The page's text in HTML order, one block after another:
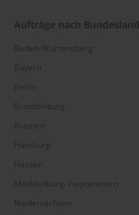
Thüringen
Region
Altenkirchen
Ammerland
Erzgebirge
Aufträge nach Bundesland
Baden-Württemberg
Bayern
Berlin
Brandenburg
Bremen
Hamburg
Hessen
Mecklenburg-Vorpommern
Niedersachsen